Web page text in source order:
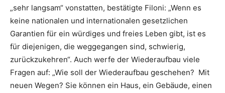
„sehr langsam“ vonstatten, bestätigte Filoni: „Wenn es
keine nationalen und internationalen gesetzlichen
Garantien für ein würdiges und freies Leben gibt, ist es
für diejenigen, die weggegangen sind, schwierig,
zurückzukehren“. Auch werfe der Wiederaufbau viele
Fragen auf: „Wie soll der Wiederaufbau geschehen? Mit
neuen Wegen? Sie können ein Haus, ein Gebäude, einen